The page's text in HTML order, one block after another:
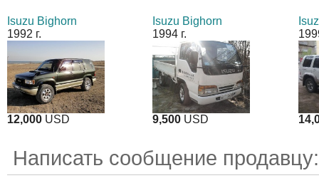
Isuzu Bighorn
1992 г.
12,000 USD
Isuzu Bighorn
1994 г.
9,500 USD
Написать сообщение